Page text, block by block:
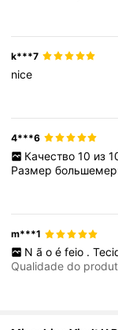
4.81
k***7
nice
4***6
Качество 10 из
Размер
m***1
N ã o é feio .
Qualidade do